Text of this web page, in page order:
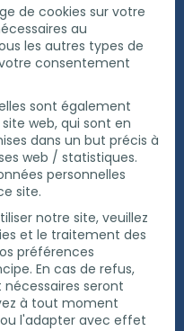
COUPE POUR DELARDER
de cookies sur votre
au
les autres types de
consentement
sont également
web, qui sont en
dans un but précis à
web / statistiques.
personnelles
site.
notre site, veuillez
et le traitement des
préférences
En cas de refus,
seront
à tout moment
l'adapter avec effet